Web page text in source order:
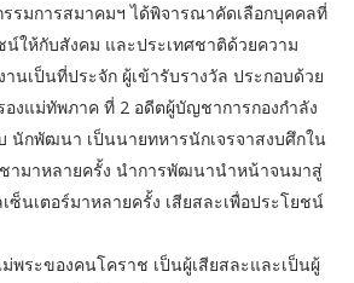
รมการสมาคมฯ ได้พิจารณาคัดเลือกบุคคลที่
ให้กับสังคม และประเทศชาติด้วยความ
นเป็นที่ประจัก ผู้เข้ารับรางวัล ประกอบด้วย
งแม่ทัพภาค ที่ 2 อดีตผู้บัญชาการกองกำลัง
นักพัฒนา เป็นนายทหารนักเจรจาสงบศึกใน
ามาหลายครั้ง นำการพัฒนานำหน้าจนมาสู่
ซ็นเตอร์มาหลายครั้ง เสียสละเพื่อประโยชน์
พระของคนโคราช เป็นผู้เสียสละและเป็นผู้